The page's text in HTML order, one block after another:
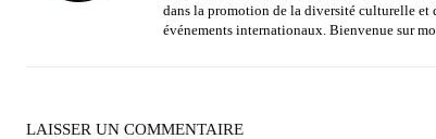
dans la promotion de la diversité culturelle et
événements internationaux. Bienvenue sur
LAISSER UN COMMENTAIRE